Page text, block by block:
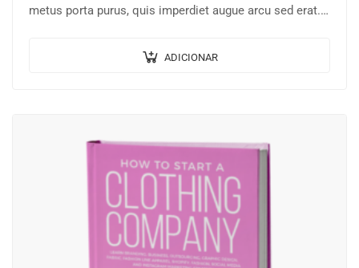
metus porta purus, quis imperdiet augue arcu sed erat.
ADICIONAR